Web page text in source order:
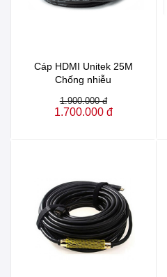
Cáp HDMI Unitek 25M
Chống nhiễu
1.900.000 đ
1.700.000 đ